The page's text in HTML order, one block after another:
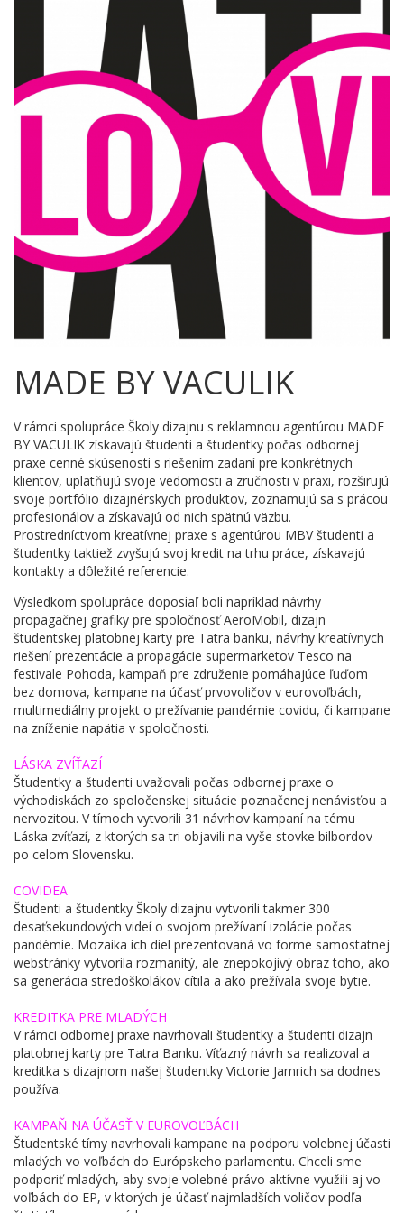
MADE BY VACULIK
​V rámci spolupráce Školy dizajnu s reklamnou agentúrou MADE
BY VACULIK získavajú študenti a študentky počas odbornej
praxe cenné skúsenosti s riešením zadaní pre konkrétnych
klientov, uplatňujú svoje vedomosti a zručnosti v praxi, rozširujú
svoje portfólio dizajnérskych produktov, zoznamujú sa s prácou
profesionálov a získavajú od nich spätnú väzbu.
Prostredníctvom kreatívnej praxe s agentúrou MBV študenti a
študentky taktiež zvyšujú svoj kredit na trhu práce, získavajú
kontakty a dôležité referencie.
Výsledkom spolupráce doposiaľ boli napríklad návrhy
propagačnej grafiky pre spoločnosť AeroMobil, dizajn
študentskej platobnej karty pre Tatra banku, návrhy kreatívnych
riešení prezentácie a propagácie supermarketov Tesco na
festivale Pohoda, kampaň pre združenie pomáhajúce ľuďom
bez domova, kampane na účasť prvovoličov v eurovoľbách,
multimediálny projekt o prežívanie pandémie covidu, či kampane
na zníženie napätia v spoločnosti.
LÁSKA ZVÍŤAZÍ
Študentky a študenti uvažovali počas odbornej praxe o
východiskách zo spoločenskej situácie poznačenej nenávisťou a
nervozitou. V tímoch vytvorili 31 návrhov kampaní na tému
Láska zvíťazí, z ktorých sa tri objavili na vyše stovke bilbordov
po celom Slovensku.
COVIDEA
Študenti a študentky Školy dizajnu vytvorili takmer 300
desaťsekundových videí o svojom prežívaní izolácie počas
pandémie. Mozaika ich diel prezentovaná vo forme samostatnej
webstránky vytvorila rozmanitý, ale znepokojivý obraz toho, ako
sa generácia stredoškolákov cítila a ako prežívala svoje bytie.
KREDITKA PRE MLADÝCH
V rámci odbornej praxe navrhovali študentky a študenti dizajn
platobnej karty pre Tatra Banku. Víťazný návrh sa realizoval a
kreditka s dizajnom našej študentky Victorie Jamrich sa dodnes
používa.
KAMPAŇ NA ÚČASŤ V EUROVOĽBÁCH
Študentské tímy navrhovali kampane na podporu volebnej účasti
mladých vo voľbách do Európskeho parlamentu. Chceli sme
podporiť mladých, aby svoje volebné právo aktívne využili aj vo
voľbách do EP, v ktorých je účasť najmladších voličov podľa